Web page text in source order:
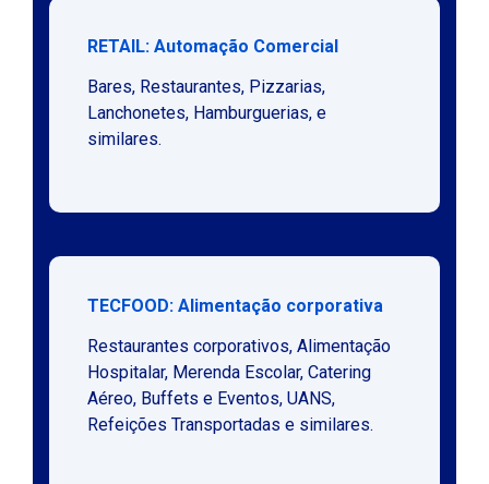
RETAIL: Automação Comercial
Bares, Restaurantes, Pizzarias,
Lanchonetes, Hamburguerias, e
similares.
TECFOOD: Alimentação corporativa
Restaurantes corporativos, Alimentação
Hospitalar, Merenda Escolar, Catering
Aéreo, Buffets e Eventos, UANS,
Refeições Transportadas e similares.